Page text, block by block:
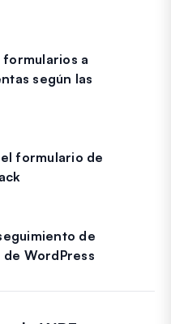
a
según las
formulario de
de
WordPress